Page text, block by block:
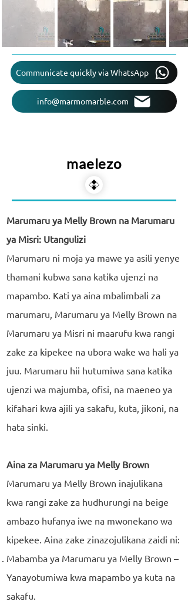
Communicate quickly via WhatsApp
info@marmomarble.com
maelezo
Marumaru ya Melly Brown na Marumaru
ya Misri: Utangulizi
Marumaru ni moja ya mawe ya asili yenye
thamani kubwa sana katika ujenzi na
mapambo. Kati ya aina mbalimbali za
marumaru, Marumaru ya Melly Brown na
Marumaru ya Misri ni maarufu kwa rangi
zake za kipekee na ubora wake wa hali ya
juu. Marumaru hii hutumiwa sana katika
ujenzi wa majumba, ofisi, na maeneo ya
kifahari kwa ajili ya sakafu, kuta, jikoni, na
hata sinki.
Aina za Marumaru ya Melly Brown
Marumaru ya Melly Brown inajulikana
kwa rangi zake za hudhurungi na beige
ambazo hufanya iwe na mwonekano wa
kipekee. Aina zake zinazojulikana zaidi ni:
Mabamba ya Marumaru ya Melly Brown –
Yanayotumiwa kwa mapambo ya kuta na
sakafu.